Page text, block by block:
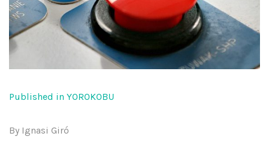
Published in YOROKOBU
By Ignasi Giró